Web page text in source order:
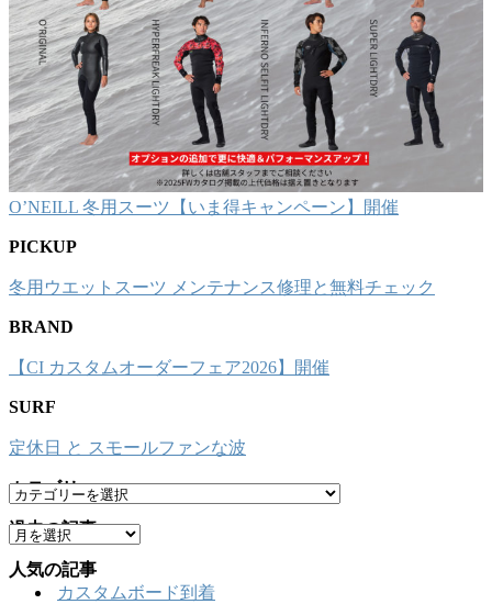
O’NEILL 冬用スーツ【いま得キャンペーン】開催
PICKUP
冬用ウエットスーツ メンテナンス修理と無料チェック
BRAND
【CI カスタムオーダーフェア2026】開催
SURF
定休日 と スモールファンな波
カテゴリー
カ
テ
ゴ
リ
ー
過去の記事
ア
ー
カ
人気の記事
カスタムボード到着